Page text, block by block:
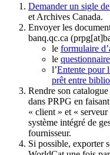
Demander un sigle
et Archives Canada.
Envoyer les
banq.qc.ca
le formulaire
le
l’Entente pour
prêt entre
Rendre son
dans PRPG en
« client » et «
système intégré de
fournisseur.
Si possible, exporter